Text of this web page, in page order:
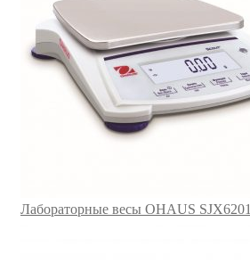
Лабораторные весы OHAUS SJX6201